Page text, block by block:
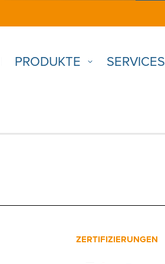
PRODUKTE SERVICES
ZERTIFIZIERUNGEN